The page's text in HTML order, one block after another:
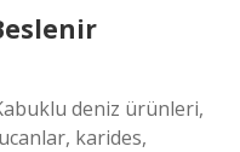
deniz ürünleri,
karides,